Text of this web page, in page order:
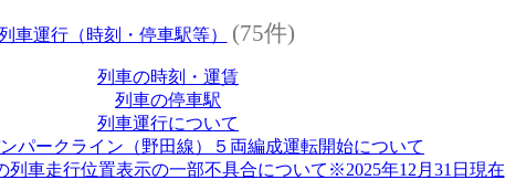
車運行（時刻・停車駅等） (75件)
列車の時刻・運賃
列車の停車駅
列車運行について
パークライン（野田線）５両編成運転開始について
列車走行位置表示の一部不具合について※2025年12月31日現在